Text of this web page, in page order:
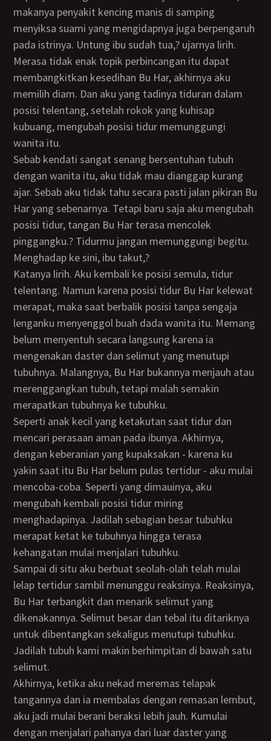
makanya penyakit kencing manis di samping
menyiksa suami yang mengidapnya juga berpengaruh
pada istrinya. Untung ibu sudah tua,? ujarnya lirih.
Merasa tidak enak topik perbincangan itu dapat
membangkitkan kesedihan Bu Har, akhirnya aku
memilih diam. Dan aku yang tadinya tiduran dalam
posisi telentang, setelah rokok yang kuhisap
kubuang, mengubah posisi tidur memunggungi
wanita itu.
Sebab kendati sangat senang bersentuhan tubuh
dengan wanita itu, aku tidak mau dianggap kurang
ajar. Sebab aku tidak tahu secara pasti jalan pikiran Bu
Har yang sebenarnya. Tetapi baru saja aku mengubah
posisi tidur, tangan Bu Har terasa mencolek
pinggangku.? Tidurmu jangan memunggungi begitu.
Menghadap ke sini, ibu takut,?
katanya lirih. Aku kembali ke posisi semula, tidur
telentang. Namun karena posisi tidur Bu Har kelewat
merapat, maka saat berbalik posisi tanpa sengaja
lenganku menyenggol buah dada wanita itu. Memang
belum menyentuh secara langsung karena ia
mengenakan daster dan selimut yang menutupi
tubuhnya. Malangnya, Bu Har bukannya menjauh atau
merenggangkan tubuh, tetapi malah semakin
merapatkan tubuhnya ke tubuhku.
Seperti anak kecil yang ketakutan saat tidur dan
mencari perasaan aman pada ibunya. Akhirnya,
dengan keberanian yang kupaksakan - karena ku
yakin saat itu Bu Har belum pulas tertidur - aku mulai
mencoba-coba. Seperti yang dimauinya, aku
mengubah kembali posisi tidur miring
menghadapinya. Jadilah sebagian besar tubuhku
merapat ketat ke tubuhnya hingga terasa
kehangatan mulai menjalari tubuhku.
Sampai di situ aku berbuat seolah-olah telah mulai
lelap tertidur sambil menunggu reaksinya. Reaksinya,
Bu Har terbangkit dan menarik selimut yang
dikenakannya. Selimut besar dan tebal itu ditariknya
untuk dibentangkan sekaligus menutupi tubuhku.
Jadilah tubuh kami makin berhimpitan di bawah satu
selimut.
Akhirnya, ketika aku nekad meremas telapak
tangannya dan ia membalas dengan remasan lembut,
aku jadi mulai berani beraksi lebih jauh. Kumulai
dengan menjalari pahanya dari luar daster yang